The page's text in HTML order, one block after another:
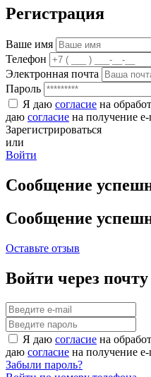
Регистрация
Ваше имя
Телефон
Электронная почта
Пароль
Я даю согласие на
даю согласие на получение
Зарегистрироваться
или
Войти
Сообщение
Сообщение
Оставьте отзыв
Войти через почту
Я даю согласие на
даю согласие на получение
Забыли пароль?